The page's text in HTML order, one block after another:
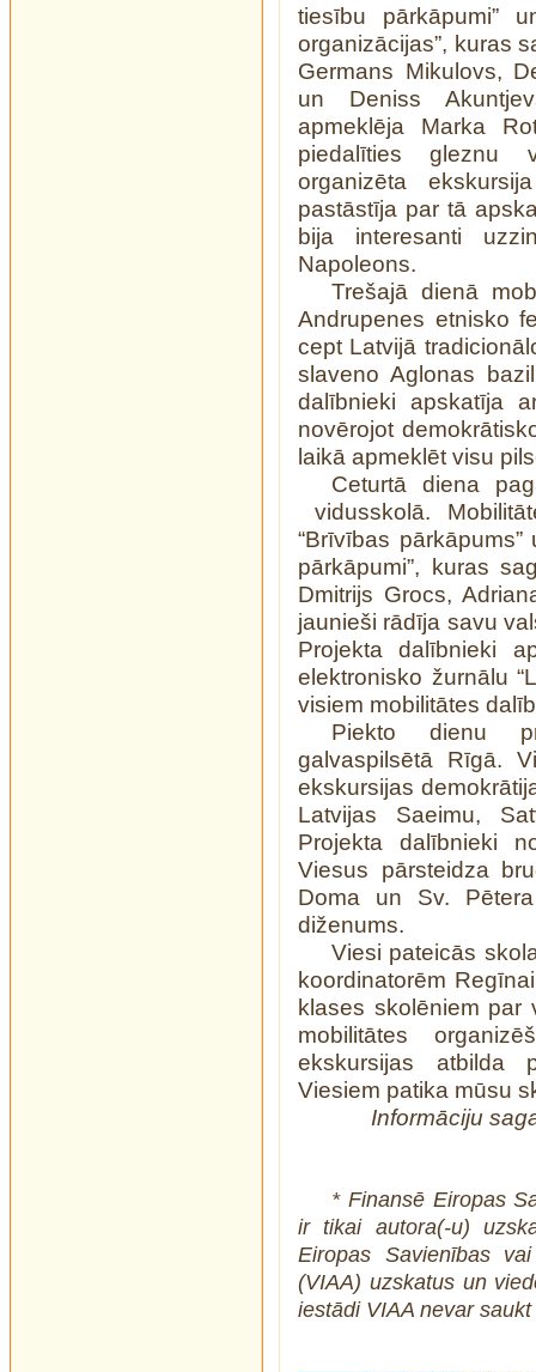
tiesību pārkāpumi”
organizācijas”, kuras
Germans Mikulovs,
un Deniss
apmeklēja Marka
piedalīties gleznu
organizēta
pastāstīja par tā
bija interesanti
Napoleons.
Trešajā dienā
Andrupenes etnisko
cept Latvijā
slaveno Aglonas
dalībnieki apskatīja
novērojot
laikā apmeklēt visu
Ceturtā diena
vidusskolā.
“Brīvības
pārkāpumi”, kuras
Dmitrijs Grocs,
jaunieši rādīja savu
Projekta dalībnieki
elektronisko žurnālu
visiem mobilitātes
Piekto dienu
galvaspilsētā Rīgā.
ekskursijas
Latvijas Saeimu,
Projekta dalībnieki
Viesus pārsteidza
Doma un Sv.
diženums.
Viesi pateicās
koordinatorēm
klases skolēniem par
mobilitātes
ekskursijas atbilda
Viesiem patika mūsu
Informāciju
* Finansē Eiropas
ir tikai autora(-u)
Eiropas Savienības
(VIAA) uzskatus un
iestādi VIAA nevar